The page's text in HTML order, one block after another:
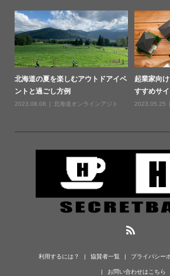
北海道の夏を楽しむアウトドアイベ
ントと過ごし方例
2023.08.08 北海道オンラインアジト
起業家向
すすめサ
2023.05.25
利用するには？ 協賛者一覧 プライバシー
お問い合わせはこちら